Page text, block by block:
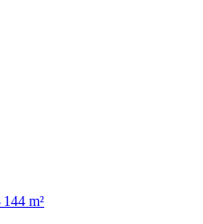
144 m²